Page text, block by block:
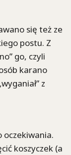
się też ze
postu. Z
go, czyli
karano
z
oczekiwania.
koszyczek (a